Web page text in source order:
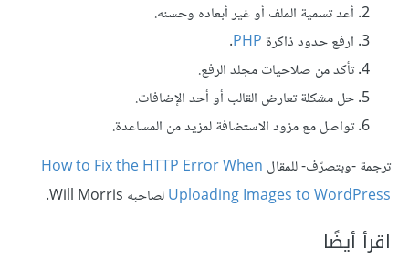
أعد تسمية الملف أو غير أبعاده وحسنه.
ارفع حدود ذاكرة PHP
.
تأكد من صلاحيات مجلد الرفع.
حل مشكلة تعارض القالب أو أحد الإضافات.
تواصل مع مزود الاستضافة لمزيد من المساعدة.
ترجمة -وبتصرّف- للمقال How to Fix the HTTP Error When
Uploading Images to WordPressلصاحبه Will Morris.
اقرأ أيضًا